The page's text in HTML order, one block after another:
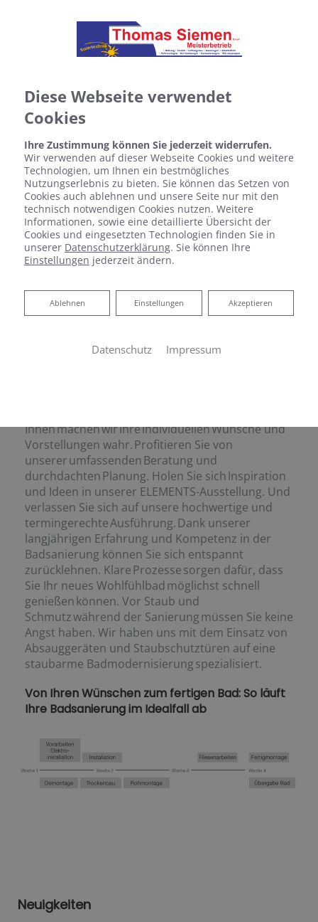
Das Bad Ihrer Träume. Wir machen es
Ihnen machen wir Ihre individuellen Wünsche und
Vorstellungen wahr. Profitieren Sie von
unserer umfassenden Beratung und
durchdachten Planung. Holen Sie sich Inspiration
und Ideen in unserer ELEMENTS-Ausstellung. Und
verlassen Sie sich auf unsere hochwertige und
termingerechte Ausführung. Dank unserer
langjährigen Erfahrung und Kompetenz in der
Badsanierung können Sie sich entspannt
zurücklehnen. Klare Prozesse sorgen dafür, dass
Sie Ihr neues Wohlfühlbad möglichst schnell
genießen können. Vor Staub und
Schmutz während der Sanierung müssen Sie keine
Angst haben. Wir haben uns mit dem Einsatz von
Absauggeräten und Staubschutztüren auf eine
staubarme Badmodernisierung spezialisiert.
Von Ihren Wünschen zum fertigen Bad: So läuft
Ihre Badsanierung im Idealfall ab
Neuigkeiten
Diese Webseite verwendet
Cookies
Ihre Zustimmung können Sie jederzeit widerrufen.
Wir verwenden auf dieser Webseite Cookies und weitere
Technologien, um Ihnen ein bestmögliches
Nutzungserlebnis zu bieten. Sie können das Setzen von
Cookies auch ablehnen und unsere Seite nur mit den
technisch notwendigen Cookies nutzen. Weitere
Informationen, sowie eine detaillierte Übersicht der
Cookies und eingesetzten Technologien finden Sie in
unserer Datenschutzerklärung. Sie können Ihre
Einstellungen jederzeit ändern.
Akzeptieren
Einstellungen
Ablehnen
Ablehnen
Datenschutz Impressum